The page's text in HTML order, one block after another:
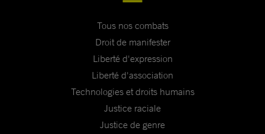
Tous nos combats
Droit de manifester
Liberté d'expression
Liberté d'association
Technologies et droits humains
Justice raciale
Justice de genre